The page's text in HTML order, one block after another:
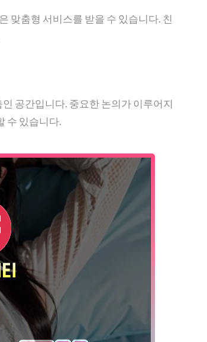
맞춤형 서비스를 받을 수 있습니다. 친
공간입니다. 중요한 논의가 이루어지
수 있습니다.